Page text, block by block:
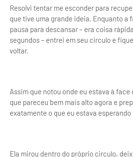
Resolvi tentar me esconder para
que tive uma grande ideia. Enquanto a
pausa para descansar – era coisa
segundos – entrei em seu circulo e
voltar.
Assim que notou onde eu estava à
que pareceu bem mais alto agora e
exatamente o que eu estava
Ela mirou dentro do próprio circulo,